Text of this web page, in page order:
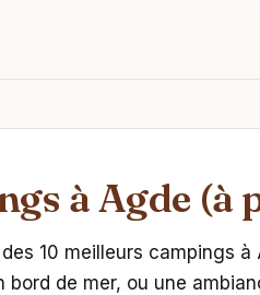
à Agde (à
10 meilleurs campings
de mer, ou une